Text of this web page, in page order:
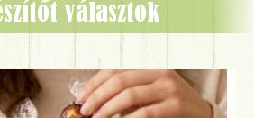
választok